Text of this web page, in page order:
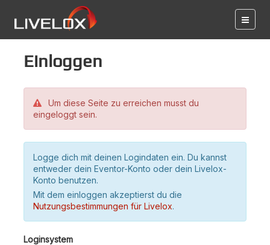
Einloggen
Um diese Seite zu erreichen musst du
eingeloggt sein.
Logge dich mit deinen Logindaten ein. Du kannst
entweder dein Eventor-Konto oder dein Livelox-
Konto benutzen.
Mit dem einloggen akzeptierst du die
Nutzungsbestimmungen für Livelox.
Loginsystem